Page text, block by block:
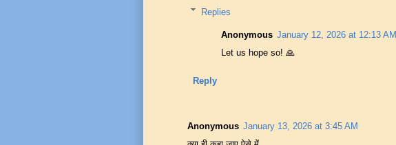
Replies
Anonymous January 12, 2026 at 12:13 AM
Let us hope so! 🙏
Reply
Anonymous January 13, 2026 at 3:45 AM